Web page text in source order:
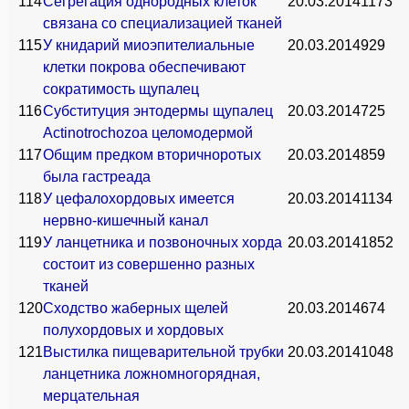
связана со специализацией тканей
115У книдарий миоэпителиальные
клетки покрова обеспечивают
сократимость щупалец
20.03.2014929
116Субституция энтодермы щупалец
Actinotrochozoa целомодермой
20.03.2014725
117Общим предком вторичноротых
была гастреада
20.03.2014859
118У цефалохордовых имеется
нервно-кишечный канал
20.03.20141134
119У ланцетника и позвоночных хорда
состоит из совершенно разных
тканей
20.03.20141852
120Сходство жаберных щелей
полухордовых и хордовых
20.03.2014674
121Выстилка пищеварительной трубки
ланцетника ложномногорядная,
мерцательная
20.03.20141048